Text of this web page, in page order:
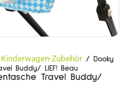
Kinderwagen-Zubehör / Dooky
Buddy/ LIEF! Beau
Travel Buddy/